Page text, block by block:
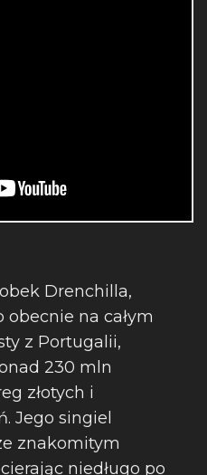
Drenchilla,
obecnie na całym
z Portugalii,
230 mln
złotych i
Jego singiel
znakomitym
niedługo po